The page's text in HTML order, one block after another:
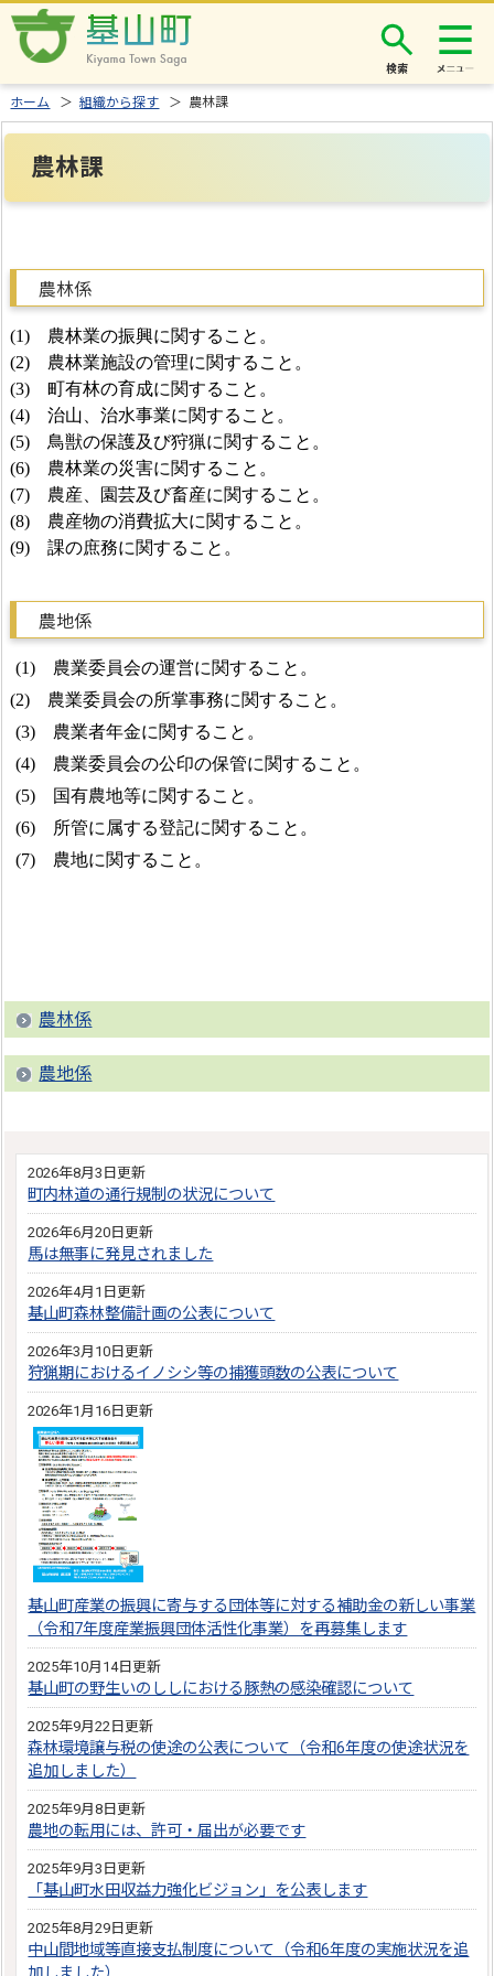
検索
ホーム ＞組織から探す ＞ 農林課
農林課
農林係
(1)農林業の振興に関すること。
(2)農林業施設の管理に関すること。
(3)町有林の育成に関すること。
(4)治山、治水事業に関すること。
(5)鳥獣の保護及び狩猟に関すること。
(6)農林業の災害に関すること。
(7)農産、園芸及び畜産に関すること。
(8)農産物の消費拡大に関すること。
(9)課の庶務に関すること。
農地係
(1)農業委員会の運営に関すること。
(2)農業委員会の所掌事務に関すること。
(3)農業者年金に関すること。
(4)農業委員会の公印の保管に関すること。
(5)国有農地等に関すること。
(6)所管に属する登記に関すること。
(7)農地に関すること。
農林係
農地係
2026年8月3日更新
町内林道の通行規制の状況について
2026年6月20日更新
馬は無事に発見されました
2026年4月1日更新
基山町森林整備計画の公表について
2026年3月10日更新
狩猟期におけるイノシシ等の捕獲頭数の公表について
2026年1月16日更新
基山町産業の振興に寄与する団体等に対する補助金の新しい事業
（令和7年度産業振興団体活性化事業）を再募集します
2025年10月14日更新
基山町の野生いのししにおける豚熱の感染確認について
2025年9月22日更新
森林環境譲与税の使途の公表について（令和6年度の使途状況を
追加しました）
2025年9月8日更新
農地の転用には、許可・届出が必要です
2025年9月3日更新
「基山町水田収益力強化ビジョン」を公表します
2025年8月29日更新
中山間地域等直接支払制度について（令和6年度の実施状況を追